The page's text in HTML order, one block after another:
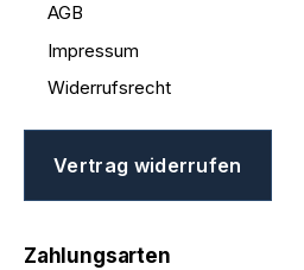
AGB
Impressum
Widerrufsrecht
Vertrag widerrufen
Zahlungsarten